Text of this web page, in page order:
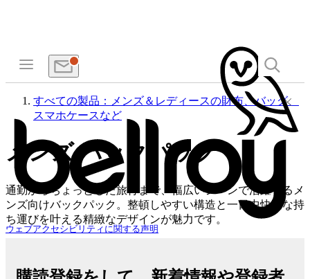
ウェブアクセシビリティに関する声明
すべての製品：メンズ＆レディースの財布、バッグ、
スマホケースなど
メンズ バックパック
通勤からちょっとした旅行まで、幅広いシーンで活躍するメ
ンズ向けバックパック。整頓しやすい構造と一日中快適な持
ち運びを叶える精緻なデザインが魅力です。